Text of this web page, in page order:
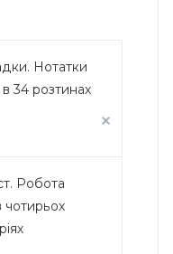
Нотатки
34 розтинах
Робота
чотирьох